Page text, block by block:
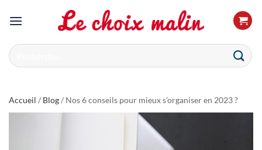
Recherche
pour :
Accueil / Blog/ Nos 6 conseils pour mieux s’organiser en 2023 ?